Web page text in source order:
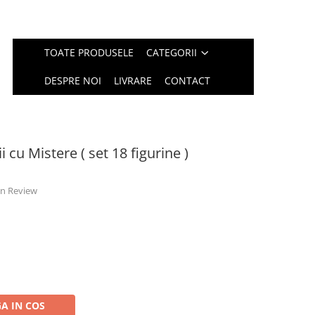
TOATE PRODUSELE CATEGORII
DESPRE NOI LIVRARE CONTACT
Mistere ( set 18 figurine )
Review
IN COS